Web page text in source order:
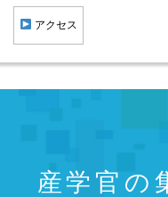
︎ アクセス
健康まちづくり 集
産学官の